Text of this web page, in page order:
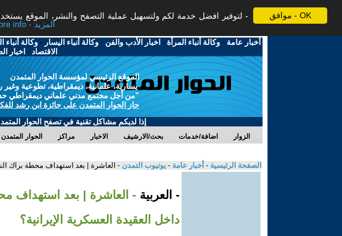
موافق - OK
لتوفير افضل خدمة لكم ولتسهيل عملية التصفح والنشر، الموقع
More info - المزيد
أخبار عامة -وكالة أنباء المرأة - اخبار الأدب والفن -وكالة أنباء اليسار -وكالة أنباء
الاقتصاد - اخبار
الموقع الرئيسي لمؤسسة الحوار المتمدن
يسارية، علمانية، ديمقراطية، تطوعية وغير
"من أجل مجتمع مدني علماني ديمقراطي
حاز الحوار المتمدن على جائزة ابن رشد
إذا لديكم مشاكل تقنية في تصفح الحوار
الحوار المتمدن مراكز الاخبار بحث/الارشيف اضافة/خدمات الزوار
الصفحة الرئيسية - أخبار عامة - يوتيوب التمدن - العاشرة | بعد استهداف محطة براك
- العربية - العاشرة | بعد استهداف
داخل العقيدة العسكرية الإيرانية؟